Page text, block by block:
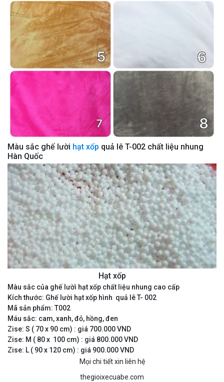
Màu sắc ghế lười hạt xốp quả lê T-002 chất liệu nhung
Hàn Quốc
Hạt xốp
Màu sắc của ghế lườì hạt xốp chất liệu nhung cao cấp
Kích thước: Ghế lười hạt xốp hình quả lê T- 002
Mã sản phẩm: T002
Máu sắc: cam, xanh, đỏ, hồng, đen
Zise: S ( 70 x 90 cm) : giá 700.000 VND
Zise: M ( 80 x 100 cm) : giá 800.000 VND
Zise: L ( 90 x 120 cm) : giá 900.000 VND
Mọi chi tiết xin liên hệ
thegioixecuabe.com